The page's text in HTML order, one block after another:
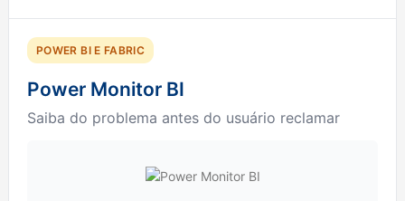
POWER BI E FABRIC
Power Monitor BI
Saiba do problema antes do usuário reclamar